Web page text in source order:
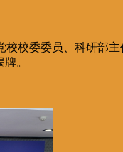
校委委员、科研部
。